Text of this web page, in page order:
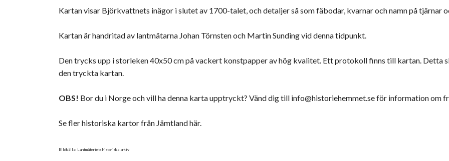
Kartan visar Björkvattnets inägor i slutet av 1700-talet, och detaljer så som fäbodar, kvarnar och namn på tjärnar
Kartan är handritad av lantmätarna Johan Törnsten och Martin Sunding vid denna tidpunkt.
Den trycks upp i storleken 40x50 cm på vackert konstpapper av hög kvalitet. Ett protokoll finns till kartan. Detta
den tryckta kartan.
OBS! Bor du i Norge och vill ha denna karta upptryckt? Vänd dig till info@historiehemmet.seför information om
Se fler historiska kartor från Jämtland här.
Bildkälla: Lantmäteriets historiska arkiv